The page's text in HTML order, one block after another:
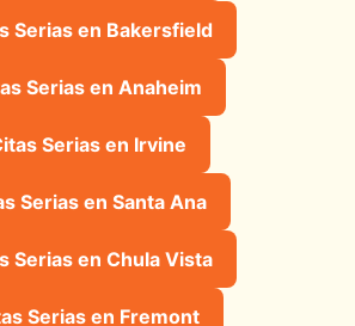
Serias en Bakersfield
Serias en Anaheim
Serias en Irvine
Serias en Santa Ana
Serias en Chula Vista
Serias en Fremont